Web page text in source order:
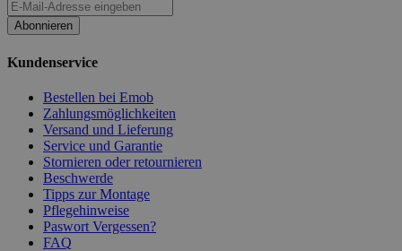
Abonnieren
Kundenservice
Bestellen bei Emob
Zahlungsmöglichkeiten
Versand und Lieferung
Service und Garantie
Stornieren oder retournieren
Beschwerde
Tipps zur Montage
Pflegehinweise
Paswort Vergessen?
FAQ